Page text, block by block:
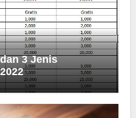
3 Jenis